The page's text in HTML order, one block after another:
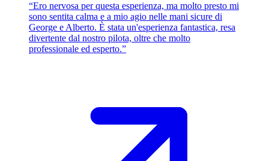
“Ero nervosa per questa esperienza, ma molto presto mi
sono sentita calma e a mio agio nelle mani sicure di
George e Alberto. È stata un'esperienza fantastica, resa
divertente dal nostro pilota, oltre che molto
professionale ed esperto.”